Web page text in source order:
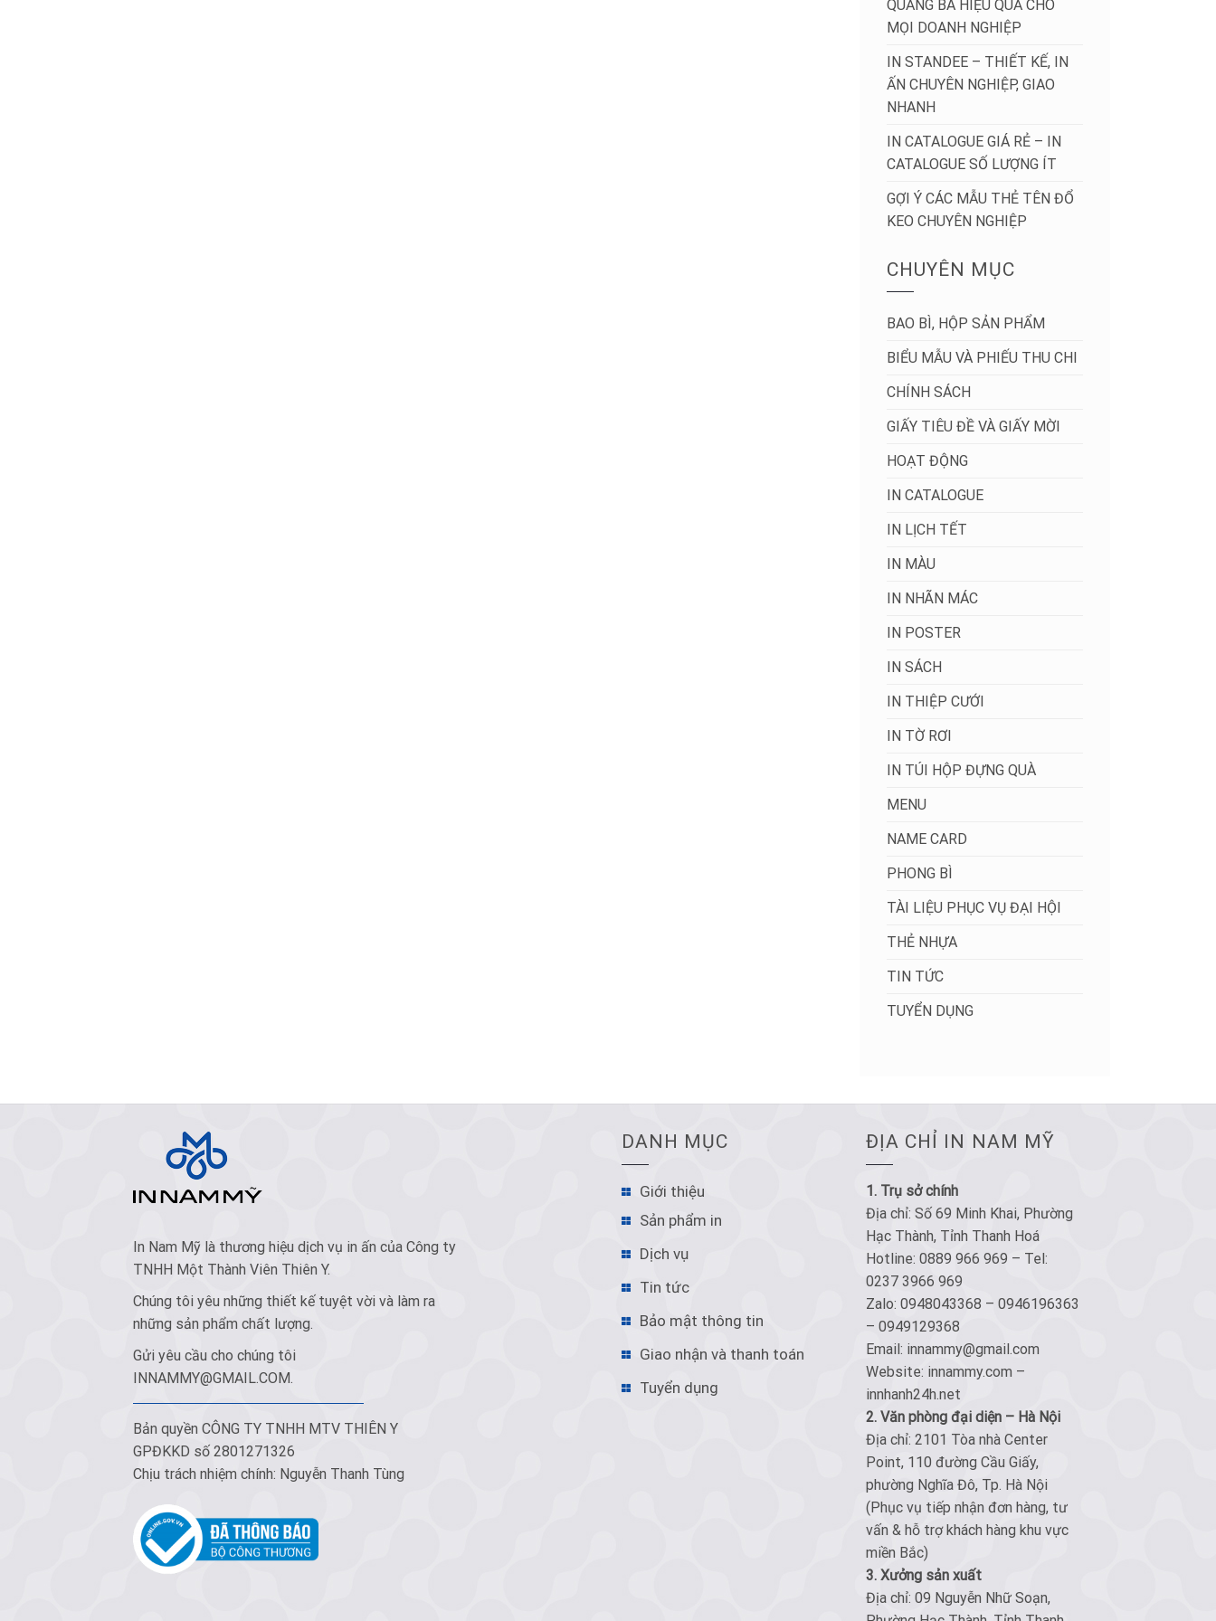
QUẢNG BÁ HIỆU QUẢ CHO
MỌI DOANH NGHIỆP
IN STANDEE – THIẾT KẾ, IN
ẤN CHUYÊN NGHIỆP, GIAO
NHANH
IN CATALOGUE GIÁ RẺ – IN
CATALOGUE SỐ LƯỢNG ÍT
GỢI Ý CÁC MẪU THẺ TÊN ĐỔ
KEO CHUYÊN NGHIỆP
CHUYÊN MỤC
BAO BÌ, HỘP SẢN PHẨM
BIỂU MẪU VÀ PHIẾU THU CHI
CHÍNH SÁCH
GIẤY TIÊU ĐỀ VÀ GIẤY MỜI
HOẠT ĐỘNG
IN CATALOGUE
IN LỊCH TẾT
IN MÀU
IN NHÃN MÁC
IN POSTER
IN SÁCH
IN THIỆP CƯỚI
IN TỜ RƠI
IN TÚI HỘP ĐỰNG QUÀ
MENU
NAME CARD
PHONG BÌ
TÀI LIỆU PHỤC VỤ ĐẠI HỘI
THẺ NHỰA
TIN TỨC
TUYỂN DỤNG
In Nam Mỹ là thương hiệu dịch vụ in ấn của Công ty
TNHH Một Thành Viên Thiên Y.
Chúng tôi yêu những thiết kế tuyệt vời và làm ra
những sản phẩm chất lượng.
Gửi yêu cầu cho chúng tôi
INNAMMY@GMAIL.COM.
Bản quyền CÔNG TY TNHH MTV THIÊN Y
GPĐKKD số 2801271326
Chịu trách nhiệm chính: Nguyễn Thanh Tùng
DANH MỤC
Giới thiệu
Sản phẩm in
Dịch vụ
Tin tức
Bảo mật thông tin
Giao nhận và thanh toán
Tuyển dụng
ĐỊA CHỈ IN NAM MỸ
1. Trụ sở chính
Địa chỉ: Số 69 Minh Khai, Phường
Hạc Thành, Tỉnh Thanh Hoá
Hotline: 0889 966 969 – Tel:
0237 3966 969
Zalo: 0948043368 – 0946196363
– 0949129368
Email: innammy@gmail.com
Website: innammy.com –
innhanh24h.net
2. Văn phòng đại diện – Hà Nội
Địa chỉ: 2101 Tòa nhà Center
Point, 110 đường Cầu Giấy,
phường Nghĩa Đô, Tp. Hà Nội
(Phục vụ tiếp nhận đơn hàng, tư
vấn & hỗ trợ khách hàng khu vực
miền Bắc)
3. Xưởng sản xuất
Địa chỉ: 09 Nguyễn Nhữ Soạn,